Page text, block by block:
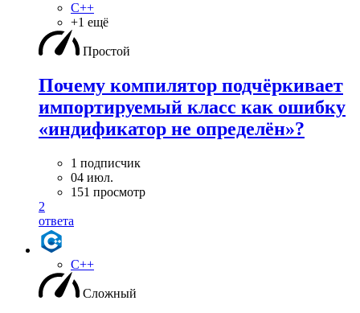
C++
+1 ещё
Простой
Почему компилятор подчёркивает
импортируемый класс как ошибку
«индификатор не определён»?
1 подписчик
04 июл.
151 просмотр
2
ответа
C++
Сложный